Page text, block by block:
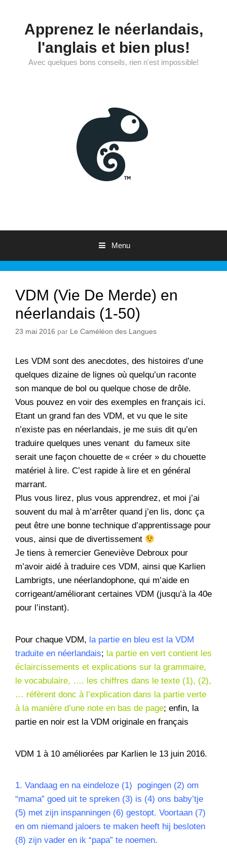
contenuApprenez le néerlandais,
l'anglais et bien plus!
Avec quelques bons conseils, rien n'est impossible!
Menu
VDM (Vie De Merde) en
néerlandais (1-50)
23 mai 2016 par Le Caméléon des Langues
Les VDM sont des anecdotes, des histoires d’une
quelques dizaine de lignes où quelqu’un raconte
son manque de bol ou quelque chose de drôle.
Vous pouvez en voir des exemples en français ici.
Etant un grand fan des VDM, et vu que le site
n’existe pas en néerlandais, je me suis dit qu’en
traduire quelques unes venant du fameux site
serait une façon chouette de « créer » du chouette
matériel à lire. C’est rapide à lire et en général
marrant.
Plus vous lirez, plus vous apprendrez, et moi j’ai
souvent du mal à m’arrêter quand j’en lis, donc ça
peut être une bonne technique d’apprentissage pour
vous, ainsi que de divertissement
Je tiens à remercier Geneviève Debroux pour
m’avoir aidé à traduire ces VDM, ainsi que Karlien
Lambrigts, une néerlandophone, qui m’aide en
corrigeant/améliorant certaines VDM (jusqu’à la 40e
pour l’instant).
Pour chaque VDM, la partie en bleu est la VDM
traduite en néerlandais; la partie en vert contient les
éclaircissements et explications sur la grammaire,
le vocabulaire, …. les chiffres dans le texte (1), (2),
… réfèrent donc à l’explication dans la partie verte
à la manière d’une note en bas de page; enfin, la
partie en noir est la VDM originale en français
VDM 1 à 10 améliorées par Karlien le 13 juin 2016.
1. Vandaag en na eindeloze (1) pogingen (2) om
“mama” goed uit te spreken (3) is (4) ons baby’tje
(5) met zijn inspanningen (6) gestopt. Voortaan (7)
en om niemand jaloers te maken heeft hij besloten
(8) zijn vader en ik “papa” te noemen.